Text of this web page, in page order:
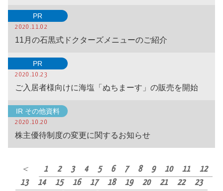
PR
2020.11.02
11月の石黒式ドクターズメニューのご紹介
PR
2020.10.23
ご入居者様向けに海塩「ぬちまーす」の販売を開始
IR その他資料
2020.10.20
株主優待制度の変更に関するお知らせ
＜ 1 2 3 4 5 6 7 8 9 10 11
12
13
14 15 16 17 18 19 20 21 22
23